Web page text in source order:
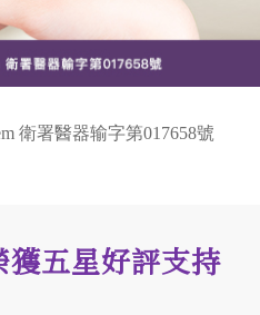
衛署醫器输字第017658號
獲五星好評支持